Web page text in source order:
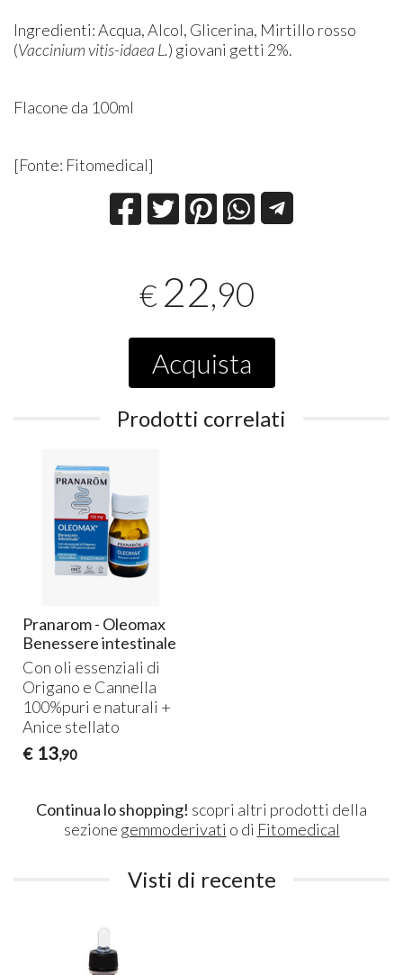
Ingredienti: Acqua, Alcol, Glicerina, Mirtillo rosso
(Vaccinium vitis-idaea L.) giovani getti 2%.
Flacone da 100ml
[Fonte: Fitomedical]
€ 22,90
Acquista
Prodotti correlati
Pranarom - Oleomax
Benessere intestinale
Con oli essenziali di
Origano e Cannella
100%puri e naturali +
Anice stellato
€ 13,90
Continua lo shopping! scopri altri prodotti della
sezione gemmoderivati o di Fitomedical
Visti di recente